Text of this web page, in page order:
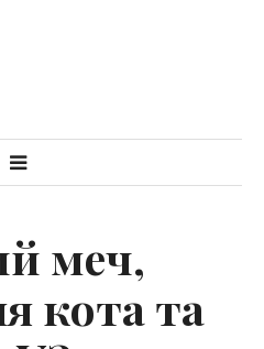
меч,
кота та